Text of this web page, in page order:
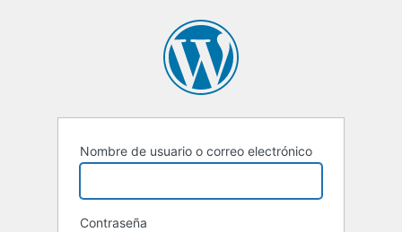
Nombre de usuario o correo electrónico
Contraseña